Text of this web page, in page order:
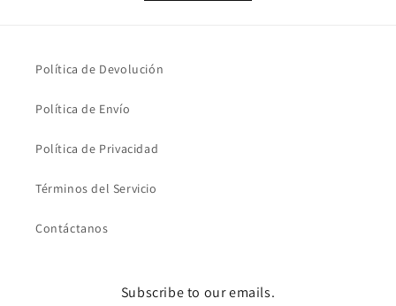
Política de Devolución
Política de Envío
Política de Privacidad
Términos del Servicio
Contáctanos
Subscribe to our emails.